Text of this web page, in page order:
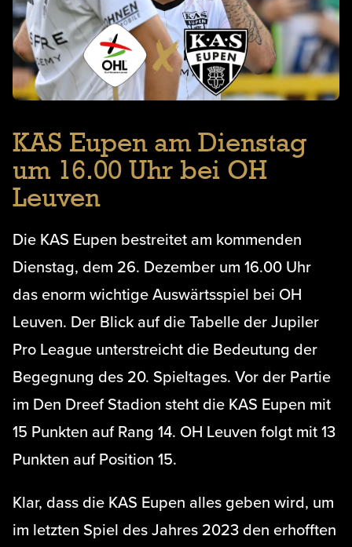
KAS Eupen am Dienstag
um 16.00 Uhr bei OH
Leuven
Die KAS Eupen bestreitet am kommenden
Dienstag, dem 26. Dezember um 16.00 Uhr
das enorm wichtige Auswärtsspiel bei OH
Leuven. Der Blick auf die Tabelle der Jupiler
Pro League unterstreicht die Bedeutung der
Begegnung des 20. Spieltages. Vor der Partie
im Den Dreef Stadion steht die KAS Eupen mit
15 Punkten auf Rang 14. OH Leuven folgt mit 13
Punkten auf Position 15.
Klar, dass die KAS Eupen alles geben wird, um
im letzten Spiel des Jahres 2023 den erhofften